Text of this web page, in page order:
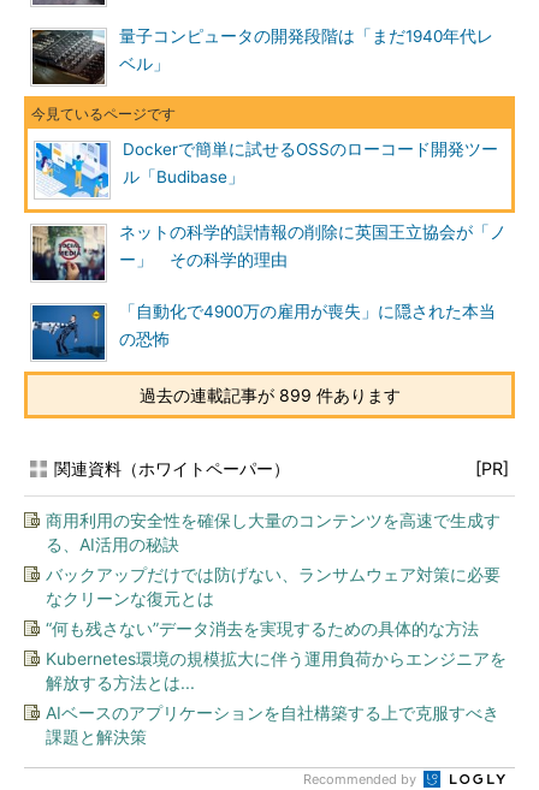
量子コンピュータの開発段階は「まだ1940年代レ
ベル」
Dockerで簡単に試せるOSSのローコード開発ツー
ル「Budibase」
ネットの科学的誤情報の削除に英国王立協会が「ノ
ー」 その科学的理由
「自動化で4900万の雇用が喪失」に隠された本当
の恐怖
過去の連載記事が 899 件あります
関連資料（ホワイトペーパー） [PR]
商用利用の安全性を確保し大量のコンテンツを高速で生成す
る、AI活用の秘訣
バックアップだけでは防げない、ランサムウェア対策に必要
なクリーンな復元とは
“何も残さない”データ消去を実現するための具体的な方法
Kubernetes環境の規模拡大に伴う運用負荷からエンジニアを
解放する方法とは...
AIベースのアプリケーションを自社構築する上で克服すべき
課題と解決策
Recommended by